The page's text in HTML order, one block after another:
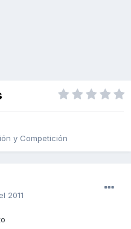
y Competición
2011